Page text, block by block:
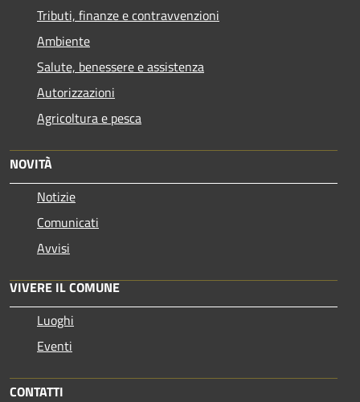
Tributi, finanze e contravvenzioni
Ambiente
Salute, benessere e assistenza
Autorizzazioni
Agricoltura e pesca
NOVITÀ
Notizie
Comunicati
Avvisi
VIVERE IL COMUNE
Luoghi
Eventi
CONTATTI